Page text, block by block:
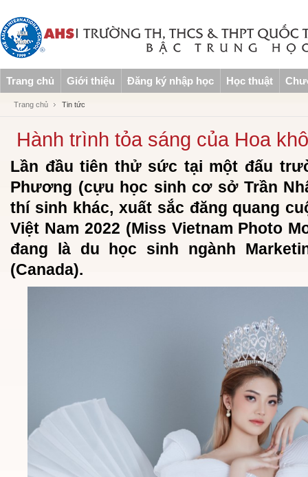
Trang chủ Giới thiệu Đăng ký nhập học Học thuật
Trang chủ Tin tức
Hành trình tỏa sáng của Hoa
Lần đầu tiên thử sức tại một đấu
Phương (cựu học sinh cơ sở Trần
thí sinh khác, xuất sắc đăng quang
Việt Nam 2022 (Miss Vietnam Photo
đang là du học sinh ngành
(Canada).